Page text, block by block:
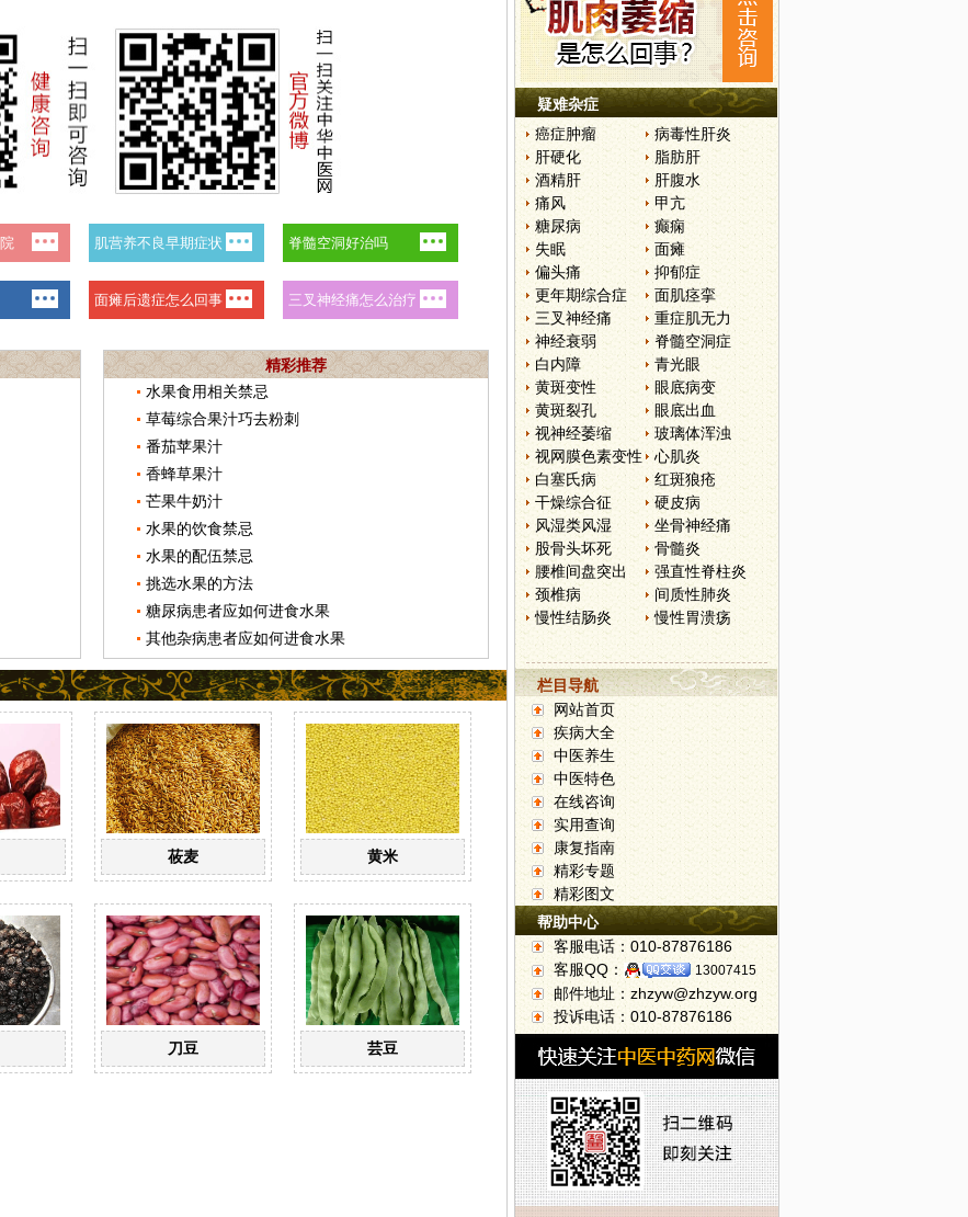
精彩推荐
水果食用相关禁忌
草莓综合果汁巧去粉刺
番茄苹果汁
香蜂草果汁
芒果牛奶汁
水果的饮食禁忌
水果的配伍禁忌
挑选水果的方法
糖尿病患者应如何进食水果
其他杂病患者应如何进食水果
莜麦 黄米
刀豆 芸豆
疑难杂症
癌症肿瘤
病毒性肝炎
肝硬化
脂肪肝
酒精肝
肝腹水
痛风
甲亢
糖尿病
癫痫
失眠
面瘫
偏头痛
抑郁症
更年期综合症
面肌痉挛
三叉神经痛
重症肌无力
神经衰弱
脊髓空洞症
白内障
青光眼
黄斑变性
眼底病变
黄斑裂孔
眼底出血
视神经萎缩
玻璃体浑浊
视网膜色素变性
心肌炎
白塞氏病
红斑狼疮
干燥综合征
硬皮病
风湿类风湿
坐骨神经痛
股骨头坏死
骨髓炎
腰椎间盘突出
强直性脊柱炎
颈椎病
间质性肺炎
慢性结肠炎
慢性胃溃疡
栏目导航
网站首页
疾病大全
中医养生
中医特色
在线咨询
实用查询
康复指南
精彩专题
精彩图文
帮助中心
客服电话：010-87876186
客服QQ：
13007415
邮件地址：zhzyw@zhzyw.org
投诉电话：010-87876186